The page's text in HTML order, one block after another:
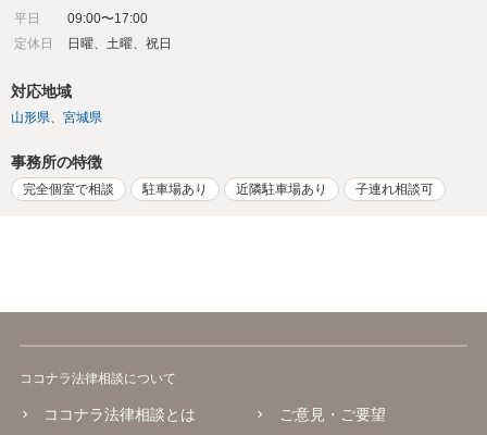
平日
09:00〜17:00
定休日
日曜、土曜、祝日
対応地域
山形県 宮城県
事務所の特徴
完全個室で相談 駐車場あり 近隣駐車場あり 子連れ相談可
ココナラ法律相談について
ココナラ法律相談とは
ご意見・ご要望